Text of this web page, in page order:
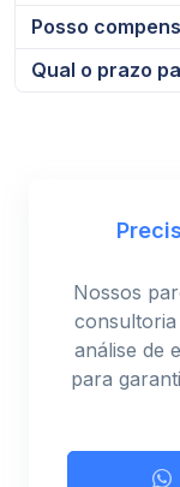
Posso
Qual o prazo
Nossos
consultoria
análise de
para